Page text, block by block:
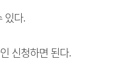
있다.
신청하면 된다.